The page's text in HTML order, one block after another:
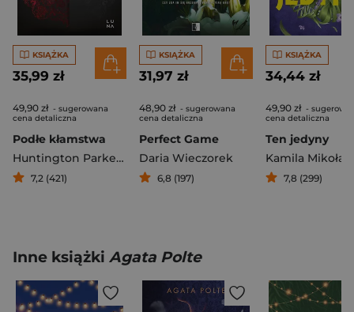
KSIĄŻKA
35,99 zł
49,90 zł - sugerowana
cena detaliczna
Podłe kłamstwa
Huntington Parker S.
7,2 (421)
KSIĄŻKA
31,97 zł
48,90 zł - sugerowana
cena detaliczna
Perfect Game
Daria Wieczorek
6,8 (197)
KSIĄŻKA
34,44 zł
49,90 zł -
cena detaliczna
Ten jedyny
Kamila
7,8 (299)
Inne książki Agata Polte